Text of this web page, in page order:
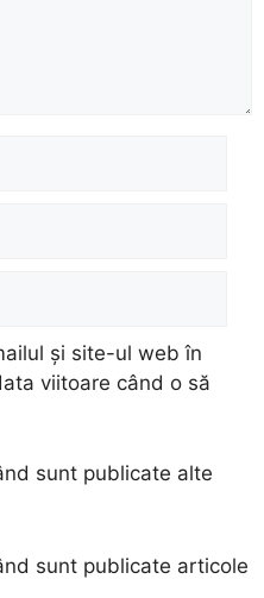
și site-ul web în
viitoare când o să
sunt publicate alte
sunt publicate articole